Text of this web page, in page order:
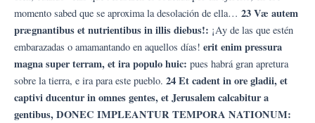
momento sabed que se aproxima la desolación de ella… 23 Væ autem
prægnantibus et nutrientibus in illis diebus!: ¡Ay de las que estén
embarazadas o amamantando en aquellos días! erit enim pressura
magna super terram, et ira populo huic: pues habrá gran apretura
sobre la tierra, e ira para este pueblo. 24 Et cadent in ore gladii, et
captivi ducentur in omnes gentes, et Jerusalem calcabitur a
gentibus, DONEC IMPLEANTUR TEMPORA NATIONUM: